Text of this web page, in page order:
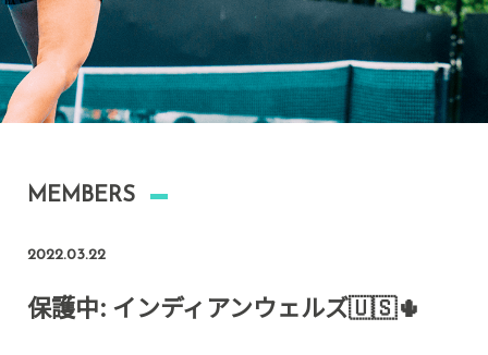
MEMBERS
2022.03.22
保護中: インディアンウェルズ🇺🇸🌵